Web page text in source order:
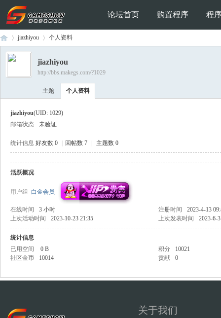
论坛首页 购置程序 程
Sh
›
jiazhiyou 个人资料
jiazhiyou
http://bbs.makegs.com/?1029
主题 个人资料
jiazhiyou(UID: 1029)
邮箱状态
未验证
统计信息 好友数 0 回帖数 7 主题数 0
活跃概况
用户组 白金会员
在线时间 3 小时 注册时间
2023-4-13
上次活动时间
2023-10-23 21:35 上次发表时间 2023-6-
统计信息
已用空间
0 B 积分
10021
社区金币
10014 贡献 0
关于我们